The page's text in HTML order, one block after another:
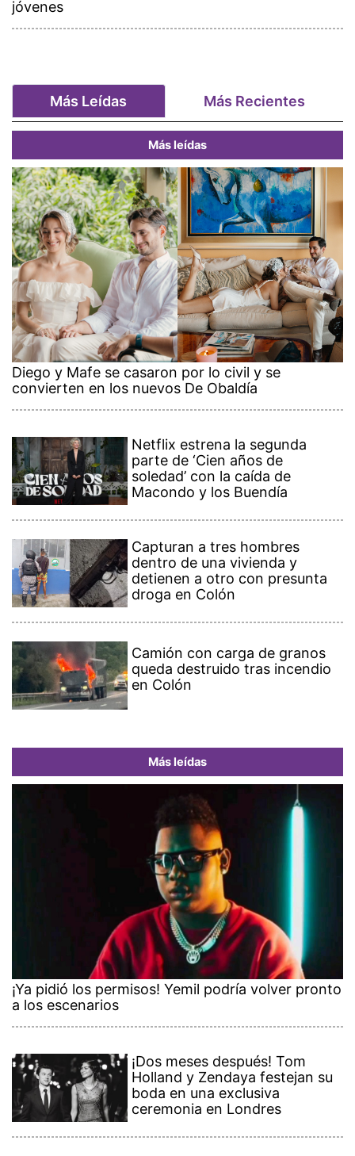
jóvenes
Más Leídas Más Recientes
Más leídas
Diego y Mafe se casaron por lo civil y se
convierten en los nuevos De Obaldía
Netflix estrena la segunda
parte de ‘Cien años de
soledad’ con la caída de
Macondo y los Buendía
Capturan a tres hombres
dentro de una vivienda y
detienen a otro con presunta
droga en Colón
Camión con carga de granos
queda destruido tras incendio
en Colón
Más leídas
¡Ya pidió los permisos! Yemil podría volver pronto
a los escenarios
¡Dos meses después! Tom
Holland y Zendaya festejan su
boda en una exclusiva
ceremonia en Londres